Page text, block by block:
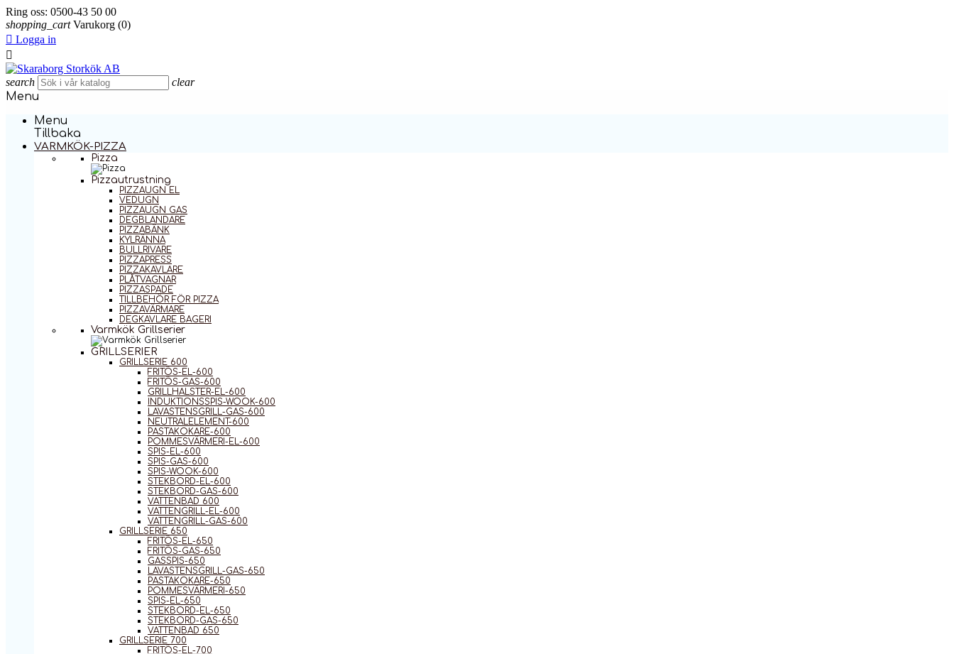
Ring oss: 0500-43 50 00
shopping_cart Varukorg (0)
 Logga in

search clear
Menu
Menu
Tillbaka
VARMKÖK-PIZZA
Pizza
Pizzautrustning
PIZZAUGN EL
VEDUGN
PIZZAUGN GAS
DEGBLANDARE
PIZZABÄNK
KYLRÄNNA
BULLRIVARE
PIZZAPRESS
PIZZAKAVLARE
PLÅTVAGNAR
PIZZASPADE
TILLBEHÖR FÖR PIZZA
PIZZAVÄRMARE
DEGKAVLARE BAGERI
Varmkök Grillserier
GRILLSERIER
GRILLSERIE 600
FRITÖS-EL-600
FRITÖS-GAS-600
GRILLHALSTER-EL-600
INDUKTIONSSPIS-WOOK-600
LAVASTENSGRILL-GAS-600
NEUTRALELEMENT-600
PASTAKOKARE-600
POMMESVÄRMERI-EL-600
SPIS-EL-600
SPIS-GAS-600
SPIS-WOOK-600
STEKBORD-EL-600
STEKBORD-GAS-600
VATTENBAD 600
VATTENGRILL-EL-600
VATTENGRILL-GAS-600
GRILLSERIE 650
FRITÖS-EL-650
FRITÖS-GAS-650
GASSPIS-650
LAVASTENSGRILL-GAS-650
PASTAKOKARE-650
POMMESVÄRMERI-650
SPIS-EL-650
STEKBORD-EL-650
STEKBORD-GAS-650
VATTENBAD 650
GRILLSERIE 700
FRITÖS-EL-700